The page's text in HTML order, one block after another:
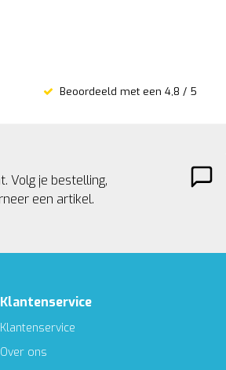
Beoordeeld met een 4,8 / 5
Volg je bestelling,
een artikel.
Klantenservice
Klantenservice
Over ons